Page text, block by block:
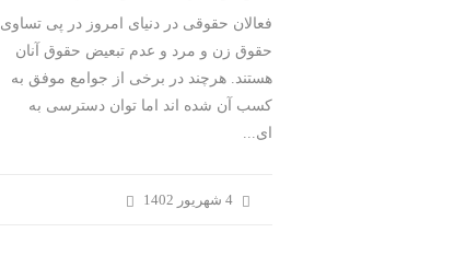
فعالان حقوقی در دنیای امروز در پی تساوی
حقوق زن و مرد و عدم تبعیض حقوق آنان
هستند. هرچند در برخی از جوامع موفق به
کسب آن شده اند اما توان دسترسی به
ای...
4 شهریور 1402